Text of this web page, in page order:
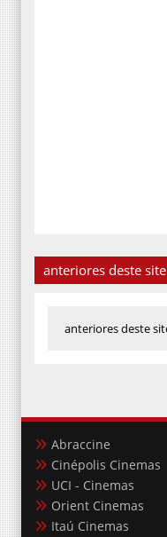
anteriores deste site
Abraccine
Cinépolis Cinemas
UCI - Cinemas
Orient Cinemas
Itaú Cinemas